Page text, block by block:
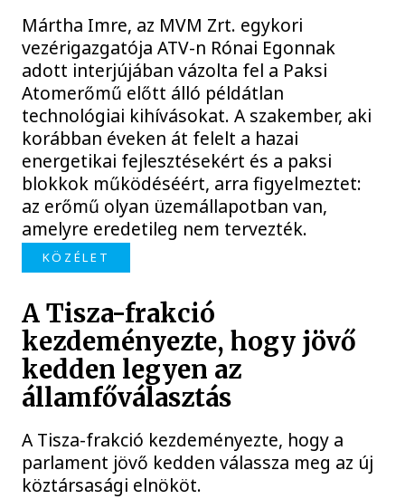
Mártha Imre, az MVM Zrt. egykori
vezérigazgatója ATV-n Rónai Egonnak
adott interjújában vázolta fel a Paksi
Atomerőmű előtt álló példátlan
technológiai kihívásokat. A szakember, aki
korábban éveken át felelt a hazai
energetikai fejlesztésekért és a paksi
blokkok működéséért, arra figyelmeztet:
az erőmű olyan üzemállapotban van,
amelyre eredetileg nem tervezték.
KÖZÉLET
A Tisza-frakció
kezdeményezte, hogy jövő
kedden legyen az
államfőválasztás
A Tisza-frakció kezdeményezte, hogy a
parlament jövő kedden válassza meg az új
köztársasági elnököt.